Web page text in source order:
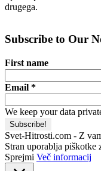
drugega.
Subscribe to Our
First name
Email *
We keep your data
Svet-Hitrosti.com - Z
Stran uporablja piškotke
Sprejmi Več informacij